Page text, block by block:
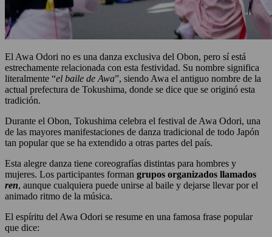
El Awa Odori no es una danza exclusiva del Obon, pero sí está
estrechamente relacionada con esta festividad. Su nombre significa
literalmente “el baile de Awa”, siendo Awa el antiguo nombre de la
actual prefectura de Tokushima, donde se dice que se originó esta
tradición.
Durante el Obon, Tokushima celebra el festival de Awa Odori, una
de las mayores manifestaciones de danza tradicional de todo Japón
tan popular que se ha extendido a otras partes del país.
Esta alegre danza tiene coreografías distintas para hombres y
mujeres. Los participantes forman grupos organizados llamados
ren, aunque cualquiera puede unirse al baile y dejarse llevar por el
animado ritmo de la música.
El espíritu del Awa Odori se resume en una famosa frase popular
que dice: